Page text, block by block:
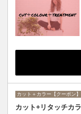
カット＋カラー【クーポン】
カット+リタッチカ